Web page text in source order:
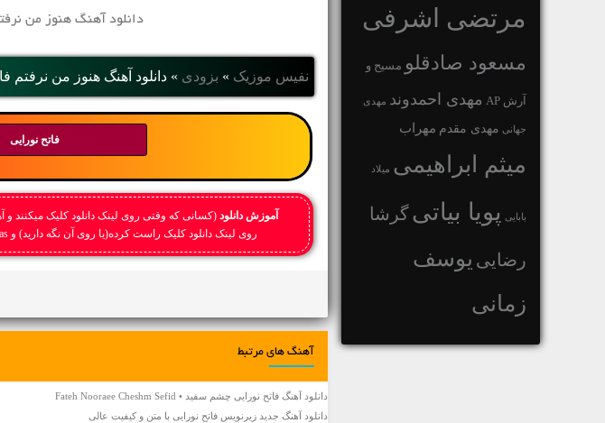
مرتضی اشرفی
مسعود صادقلو مسیح و
آرش AP مهدی احمدوند مهدی
جهانی مهدی مقدم مهراب
میثم ابراهیمی میلاد
بابایی پویا بیاتیگرشا
رضایی یوسف
زمانی
دانلود آهنگ هنوز من
نفیس موزیک » بزودی » دانلود آهنگ هنوز من نرفتم
فاتح نورایی
آموزش دانلود (کسانی که وقتی روی لینک دانلود کلیک میکنند و
روی لینک دانلود کلیک راست کرده(یا روی آن نگه دارید) و save link as(بارگیری یا دریافت پیوند) را بزنید.
آهنگ های مرتبط
دانلود آهنگ فاتح نورایی چشم سفید • Fateh Nooraee Cheshm Sefid
دانلود آهنگ جديد زیرنویس فاتح نورایی با متن و کیفیت عالی